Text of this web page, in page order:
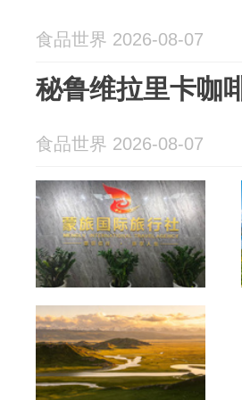
食品世界 2026-08-07
秘鲁维拉里卡咖
食品世界 2026-08-07